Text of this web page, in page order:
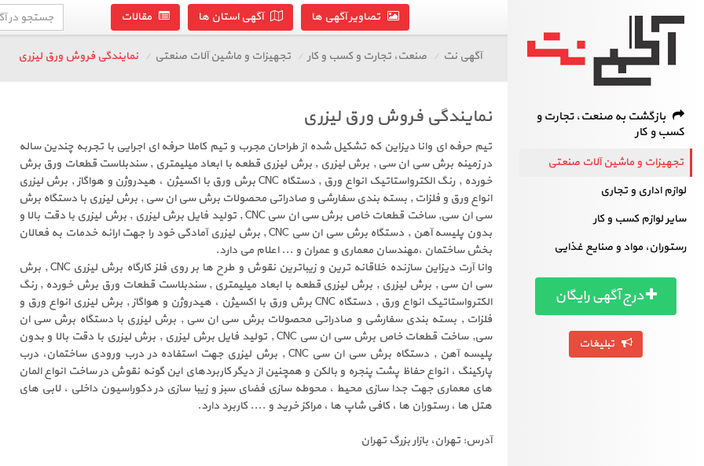
تصاویر آگهی ها آگهی استان ها مقالات
بازگشت به صنعت، تجارت و
کسب و کار
تجهیزات و ماشین آلات صنعتی
لوازم اداری و تجاری
سایر لوازم کسب و کار
رستوران، مواد و صنایع غذایی
درج آگهی رایگان
تبلیغات
آگهی نت صنعت، تجارت و کسب و کار تجهیزات و ماشین آلات صنعتی نمایندگی فروش ورق لیزری
نمایندگی فروش ورق لیزری
تیم حرفه ای وانا دیزاین که تشکیل شده از طراحان مجرب و تیم کاملا حرفه ای اجرایی با تجربه چندین ساله
در زمینه برش سی ان سی , برش لیزری , برش لیزری قطعه با ابعاد میلیمتری , سندبلاست قطعات ورق برش
خورده , رنگ الکترواستاتیک انواع ورق , دستگاه CNC برش ورق با اکسیژن ، هیدروژن و هواگاز , برش لیزری
انواع ورق و فلزات , بسته بندی سفارشی و صادراتی محصولات برش سی ان سی , برش لیزری با دستگاه برش
سی ان سی, ساخت قطعات خاص برش سی ان سی CNC , تولید فایل برش لیزری , برش لیزری با دقت بالا و
بدون پلیسه آهن , دستگاه برش سی ان سی CNC , برش لیزری آمادگی خود را جهت ارائه خدمات به فعالان
بخش ساختمان ،مهندسان معماری و عمران و ... اعلام می دارد.
وانا آرت دیزاین سازنده خلاقانه ترین و زیباترین نقوش و طرح ها بر روی فلز کارگاه برش لیزری CNC , برش
سی ان سی , برش لیزری , برش لیزری قطعه با ابعاد میلیمتری , سندبلاست قطعات ورق برش خورده , رنگ
الکترواستاتیک انواع ورق , دستگاه CNC برش ورق با اکسیژن ، هیدروژن و هواگاز , برش لیزری انواع ورق و
فلزات , بسته بندی سفارشی و صادراتی محصولات برش سی ان سی , برش لیزری با دستگاه برش سی ان
سی, ساخت قطعات خاص برش سی ان سی CNC , تولید فایل برش لیزری , برش لیزری با دقت بالا و بدون
پلیسه آهن , دستگاه برش سی ان سی CNC , برش لیزری جهت استفاده در درب ورودی ساختمان، درب
پارکینگ ، انواع حفاظ پشت پنجره و بالکن و همچنین از دیگر کاربردهای این گونه نقوش در ساخت انواع المان
های معماری جهت جدا سازی محیط ، محوطه سازی فضای سبز و زیبا سازی در دکوراسیون داخلی ، لابی های
هتل ها ، رستوران ها ، کافی شاپ ها ، مراکز خرید و .... کاربرد دارد.
آدرس: تهران، بازار بزرگ تهران